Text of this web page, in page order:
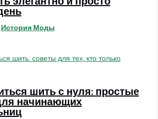
История Моды
шить с нуля: простые
начинающих